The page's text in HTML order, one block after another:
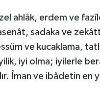
ahlâk, erdem ve
sadaka ve
ve kucaklama,
iyi olma; iyilerle
Îman ve ibâdetin en